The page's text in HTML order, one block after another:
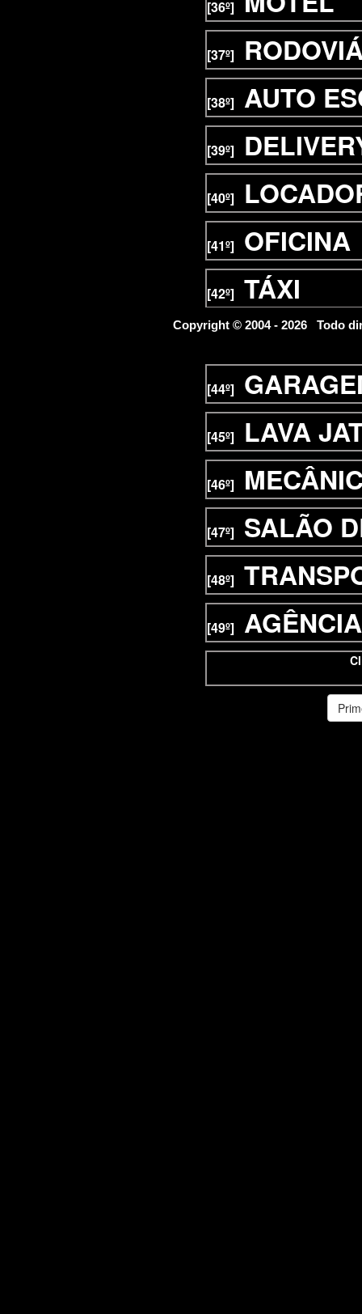
[36º]
[37º]
[38º] AUTO
[39º]
[40º]
[41º] OFICINA
[42º] TÁXI
[44º]
[45º] LAVA
[46º]
[47º] SALÃO
[48º]
[49º]
Copyright © 2004 - 2026 Todo